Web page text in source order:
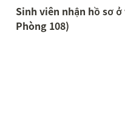
Sinh viên nhận hồ sơ ở
Phòng 108)